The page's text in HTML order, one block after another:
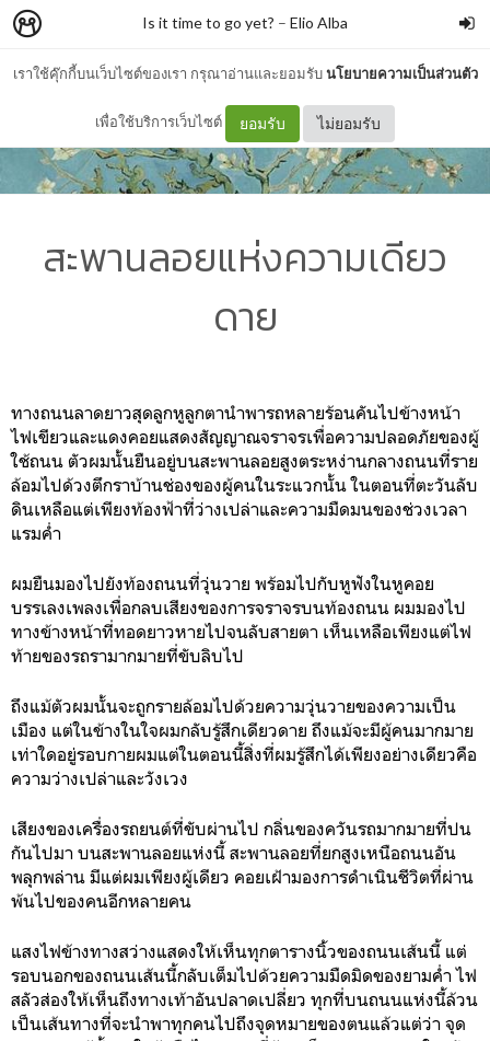
เราใช้คุ๊กกี้บนเว็บไซต์ของเรา กรุณาอ่านและยอมรับนโยบายความเป็นส่วนตัว
เพื่อใช้บริการเว็บไซต์ ยอมรับ ไม่ยอมรับ
Is it time to go yet? – Elio Alba
สะพานลอยแห่งความเดียว
ดาย
ทางถนนลาดยาวสุดลูกหูลูกตานำพารถหลายร้อนคันไปข้างหน้า
ไฟเขียวและแดงคอยแสดงสัญญาณจราจรเพื่อความปลอดภัยของผู้
ใช้ถนน ตัวผมนั้นยืนอยู่บนสะพานลอยสูงตระหง่านกลางถนนที่ราย
ล้อมไปด้วงตึกราบ้านช่องของผู้คนในระแวกนั้น ในตอนที่ตะวันลับ
ดินเหลือแต่เพียงท้องฟ้าที่ว่างเปล่าและความมืดมนของช่วงเวลา
แรมค่ำ
ผมยืนมองไปยังท้องถนนที่วุ่นวาย พร้อมไปกับหูฟังในหูคอย
บรรเลงเพลงเพื่อกลบเสียงของการจราจรบนท้องถนน ผมมองไป
ทางข้างหน้าที่ทอดยาวหายไปจนลับสายตา เห็นเหลือเพียงแต่ไฟ
ท้ายของรถรามากมายที่ขับลิบไป
ถึงแม้ตัวผมนั้นจะถูกรายล้อมไปด้วยความวุ่นวายของความเป็น
เมือง แต่ในข้างในใจผมกลับรู้สึกเดียวดาย ถึงแม้จะมีผู้คนมากมาย
เท่าใดอยู่รอบกายผมแต่ในตอนนี้สิ่งที่ผมรู้สึกได้เพียงอย่างเดียวคือ
ความว่างเปล่าและวังเวง
เสียงของเครื่องรถยนต์ที่ขับผ่านไป กลิ่นของควันรถมากมายที่ปน
กันไปมา บนสะพานลอยแห่งนี้ สะพานลอยที่ยกสูงเหนือถนนอัน
พลุกพล่าน มีแต่ผมเพียงผู้เดียว คอยเฝ้ามองการดำเนินชีวิตที่ผ่าน
พ้นไปของคนอีกหลายคน
แสงไฟข้างทางสว่างแสดงให้เห็นทุกตารางนิ้วของถนนเส้นนี้ แต่
รอบนอกของถนนเส้นนี้กลับเต็มไปด้วยความมืดมิดของยามค่ำ ไฟ
สลัวส่องให้เห็นถึงทางเท้าอันปลาดเปลี่ยว ทุกที่บนถนนแห่งนี้ล้วน
เป็นเส้นทางที่จะนำพาทุกคนไปถึงจุดหมายของตนแล้วแต่ว่า จุด